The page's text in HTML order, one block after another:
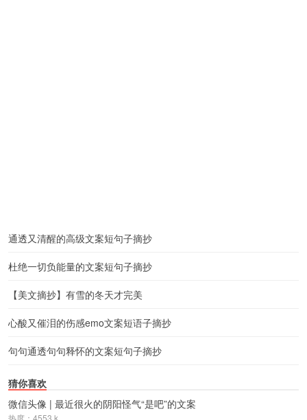
通透又清醒的高级文案短句子摘抄
杜绝一切负能量的文案短句子摘抄
【美文摘抄】有雪的冬天才完美
心酸又催泪的伤感emo文案短语子摘抄
句句通透句句释怀的文案短句子摘抄
猜你喜欢
微信头像 | 最近很火的阴阳怪气“是吧”的文案
热度：4553 k